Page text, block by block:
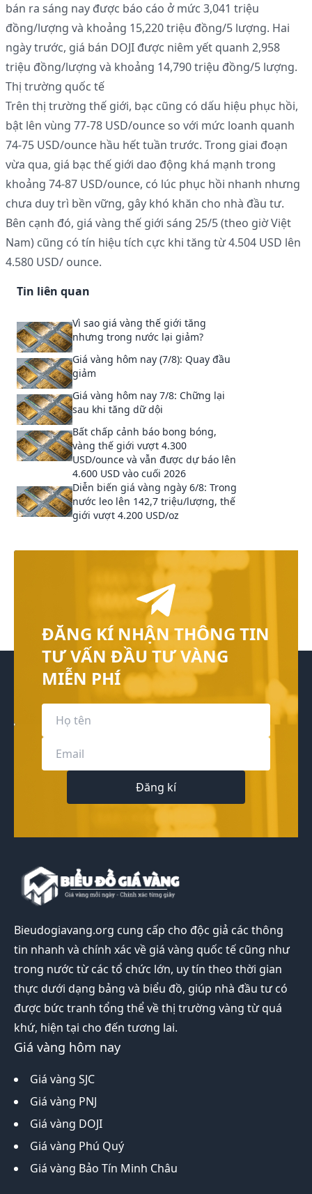
bán ra sáng nay được báo cáo ở mức 3,041 triệu
đồng/lượng và khoảng 15,220 triệu đồng/5 lượng. Hai
ngày trước, giá bán DOJI được niêm yết quanh 2,958
triệu đồng/lượng và khoảng 14,790 triệu đồng/5 lượng.
Thị trường quốc tế
Trên thị trường thế giới, bạc cũng có dấu hiệu phục hồi,
bật lên vùng 77-78 USD/ounce so với mức loanh quanh
74-75 USD/ounce hầu hết tuần trước. Trong giai đoạn
vừa qua, giá bạc thế giới dao động khá mạnh trong
khoảng 74-87 USD/ounce, có lúc phục hồi nhanh nhưng
chưa duy trì bền vững, gây khó khăn cho nhà đầu tư.
Bên cạnh đó, giá vàng thế giới sáng 25/5 (theo giờ Việt
Nam) cũng có tín hiệu tích cực khi tăng từ 4.504 USD lên
4.580 USD/ ounce.
Tin liên quan
Vì sao giá vàng thế giới tăng
nhưng trong nước lại giảm?
Giá vàng hôm nay (7/8): Quay đầu
giảm
Giá vàng hôm nay 7/8: Chững lại
sau khi tăng dữ dội
Bất chấp cảnh báo bong bóng,
vàng thế giới vượt 4.300
USD/ounce và vẫn được dự báo lên
4.600 USD vào cuối 2026
Diễn biến giá vàng ngày 6/8: Trong
nước leo lên 142,7 triệu/lượng, thế
giới vượt 4.200 USD/oz
ĐĂNG KÍ NHẬN THÔNG TIN
TƯ VẤN ĐẦU TƯ VÀNG
MIỄN PHÍ
Đăng kí
Bieudogiavang.org cung cấp cho độc giả các thông
tin nhanh và chính xác về giá vàng quốc tế cũng như
trong nước từ các tổ chức lớn, uy tín theo thời gian
thực dưới dạng bảng và biểu đồ, giúp nhà đầu tư có
được bức tranh tổng thể về thị trường vàng từ quá
khứ, hiện tại cho đến tương lai.
Giá vàng hôm nay
Giá vàng SJC
Giá vàng PNJ
Giá vàng DOJI
Giá vàng Phú Quý
Giá vàng Bảo Tín Minh Châu